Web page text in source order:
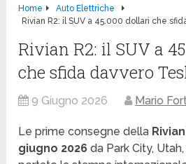
Home
Auto Elettriche
Rivian R2: il SUV a 45.000 dollari che
Rivian R2: il SUV a
che sfida davvero
9 Giugno 2026 Mario
Le prime consegne della
giugno 2026 da Park City,